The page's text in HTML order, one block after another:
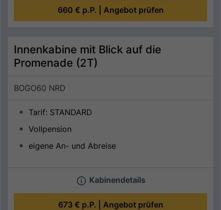
660 € p.P. | Angebot prüfen
Innenkabine mit Blick auf die
Promenade (2T)
BOGO60 NRD
Tarif: STANDARD
Vollpension
eigene An- und Abreise
Kabinendetails
673 € p.P. | Angebot prüfen